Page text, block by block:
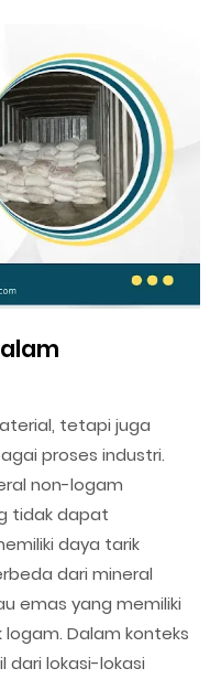
tetapi juga
proses industri.
non-logam
tidak dapat
daya tarik
dari mineral
emas yang memiliki
Dalam konteks
dari lokasi-lokasi